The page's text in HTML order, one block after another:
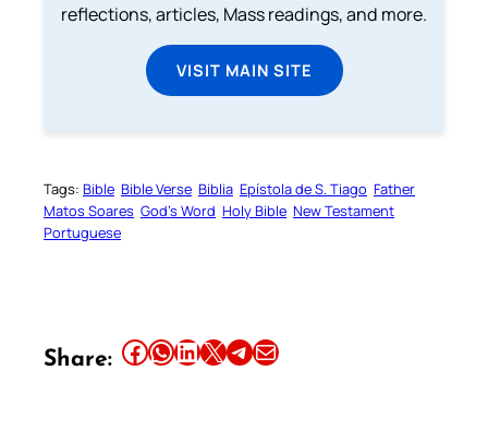
reflections, articles, Mass readings, and more.
VISIT MAIN SITE
Tags: Bible Bible Verse Biblia Epístola de S. Tiago Father
Matos Soares God’s Word Holy Bible New Testament
Portuguese
Share: Share this article on Facebook Share this article on WhatsApp Share this article on LinkedIn Share this article on X Share this article on TelegramEmail this Article